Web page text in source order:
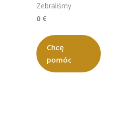
Chcę
pomóc
Zebraliśmy
0 €